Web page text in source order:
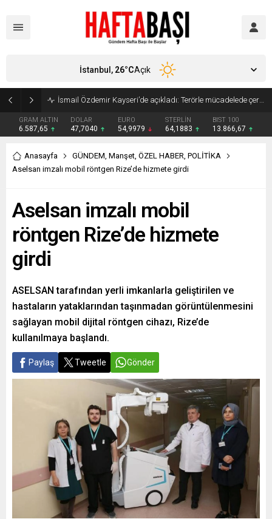
Süleyman Soylu ‘çok korktum’ deyip ilk kez açıkladı: En büyük tehdit dışarısıdır!
GRAM ALTIN
6.587,65
DOLAR
47,7040
EURO
54,9979
STERLİN
64,1883
BIST 100
13.866,67
İstanbul, 26°CAçık
Anasayfa GÜNDEM, Manşet, ÖZEL HABER, POLİTİKA
Aselsan imzalı mobil röntgen Rize’de hizmete girdi
Aselsan imzalı mobil
röntgen Rize’de hizmete
girdi
ASELSAN tarafından yerli imkanlarla geliştirilen ve
hastaların yataklarından taşınmadan görüntülenmesini
sağlayan mobil dijital röntgen cihazı, Rize’de
kullanılmaya başlandı.
Paylaş Tweetle Gönder